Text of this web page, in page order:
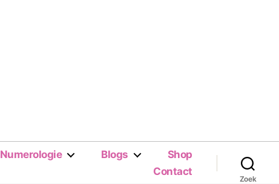
Numerologie Blogs
Shop
Contact
Zoek